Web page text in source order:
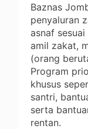
Baznas
penyaluran
asnaf
amil zakat,
(orang
Program
khusus
santri,
serta
rentan.